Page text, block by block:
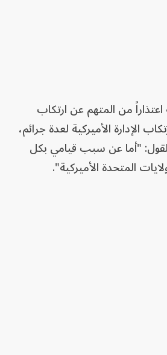
من المتهم عن ارتكاب
الإدارة الأميركية لعدة جرائم،
"أما عن سبب قيامي بكل
المتحدة الأميركية".